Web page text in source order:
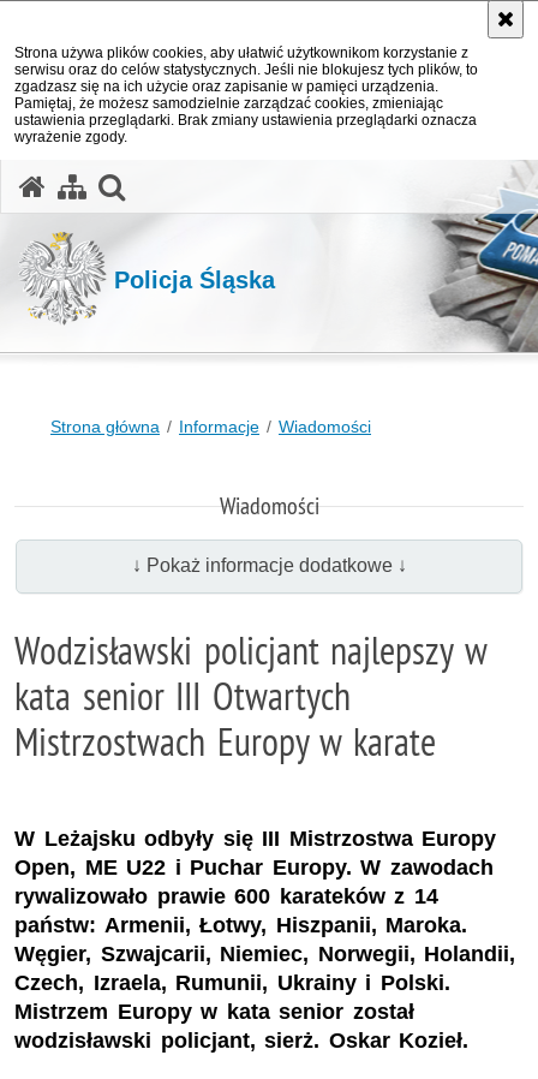
Strona używa plików cookies, aby ułatwić użytkownikom korzystanie z
serwisu oraz do celów statystycznych. Jeśli nie blokujesz tych plików, to
zgadzasz się na ich użycie oraz zapisanie w pamięci urządzenia.
Pamiętaj, że możesz samodzielnie zarządzać cookies, zmieniając
ustawienia przeglądarki. Brak zmiany ustawienia przeglądarki oznacza
wyrażenie zgody.
Policja Śląska
Strona główna Informacje Wiadomości
Wiadomości
↓ Pokaż informacje dodatkowe ↓
Wodzisławski policjant najlepszy w
kata senior III Otwartych
Mistrzostwach Europy w karate
W Leżajsku odbyły się III Mistrzostwa Europy
Open, ME U22 i Puchar Europy. W zawodach
rywalizowało prawie 600 karateków z 14
państw: Armenii, Łotwy, Hiszpanii, Maroka.
Węgier, Szwajcarii, Niemiec, Norwegii, Holandii,
Czech, Izraela, Rumunii, Ukrainy i Polski.
Mistrzem Europy w kata senior został
wodzisławski policjant, sierż. Oskar Kozieł.